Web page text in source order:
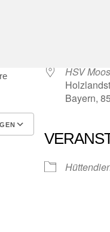
Outlook Live
HSV
Bayern,